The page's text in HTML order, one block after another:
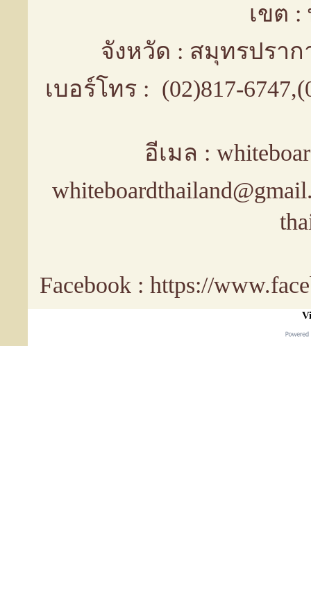
เขต :
จังหวัด : สมุทรปรา
เบอร์โทร : (02)817-
อีเมล :
Facebook : https://